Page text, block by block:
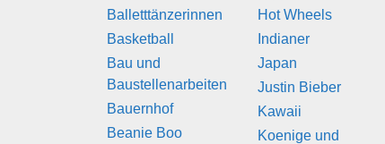
Balletttänzerinnen
Basketball
Bau und
Baustellenarbeiten
Bauernhof
Beanie Boo
Hot Wheels
Indianer
Japan
Justin Bieber
Kawaii
Koenige und